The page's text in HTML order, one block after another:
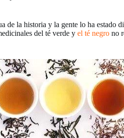
de la historia y la gente lo ha
del té verde y el té negro no